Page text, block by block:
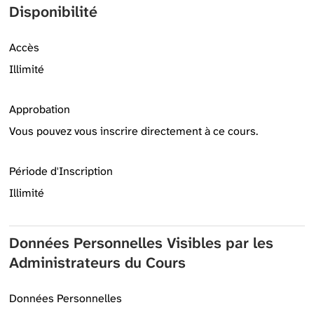
Disponibilité
Accès
Illimité
Approbation
Vous pouvez vous inscrire directement à ce cours.
Période d'Inscription
Illimité
Données Personnelles Visibles par les
Administrateurs du Cours
Données Personnelles